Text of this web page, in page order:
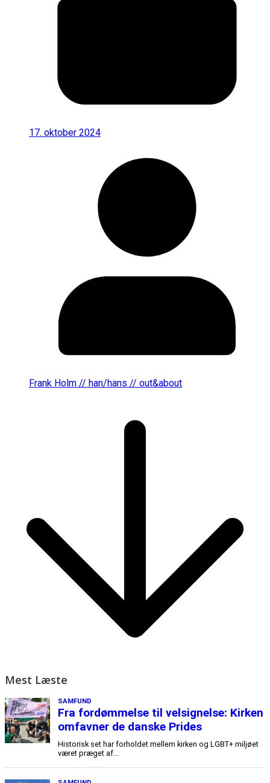
17. oktober 2024
Frank Holm // han/hans // out&about
Mest Læste